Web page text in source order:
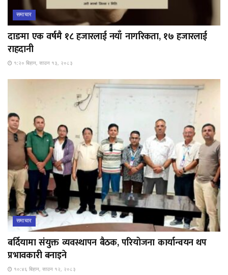
समाचार
दाङमा एक वर्षमै १८ हजारलाई नयाँ नागरिकता, १७ हजारलाई
राहदानी
१:२० बिहान, साउन १३, २०८३
समाचार
बर्दियामा संयुक्त व्यवस्थापन बैठक, परियोजना कार्यान्वयन थप
प्रभावकारी बनाइने
१०:४६ बिहान, साउन १२, २०८३